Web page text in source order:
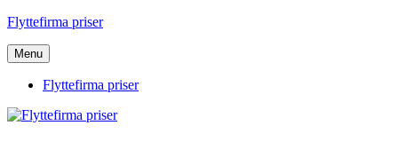
Videre
indhold
Flyttefirma priser
Menu
Flyttefirma priser